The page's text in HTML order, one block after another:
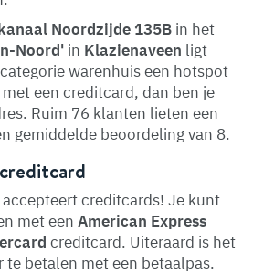
Noordzijde 135B in het
Noord' in Klazienaveen ligt
warenhuis een hotspot
een creditcard, dan ben je
Ruim 76 klanten lieten een
gemiddelde beoordeling van 8.
accepteert creditcards! Je kunt
met een American Express
creditcard. Uiteraard is het
betalen met een betaalpas.